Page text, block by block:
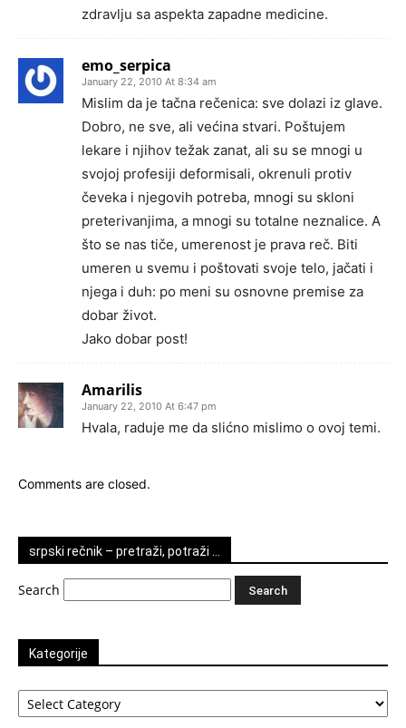
zdravlju sa aspekta zapadne medicine.
emo_serpica
January 22, 2010 At 8:34 am
Mislim da je tačna rečenica: sve dolazi iz glave.
Dobro, ne sve, ali većina stvari. Poštujem
lekare i njihov težak zanat, ali su se mnogi u
svojoj profesiji deformisali, okrenuli protiv
čeveka i njegovih potreba, mnogi su skloni
preterivanjima, a mnogi su totalne neznalice. A
što se nas tiče, umerenost je prava reč. Biti
umeren u svemu i poštovati svoje telo, jačati i
njega i duh: po meni su osnovne premise za
dobar život.
Jako dobar post!
Amarilis
January 22, 2010 At 6:47 pm
Hvala, raduje me da slićno mislimo o ovoj temi.
Comments are closed.
srpski rečnik – pretraži, potraži …
Search
Kategorije
Kategorije